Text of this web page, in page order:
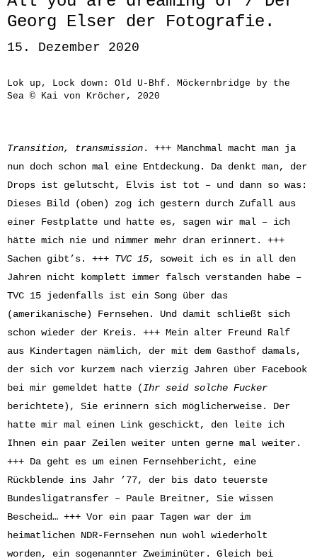
Georg Elser der Fotografie.
15. Dezember 2020
Lok up, Lock down: Old U-Bhf. Möckernbridge by the
Sea © Kai von Kröcher, 2020
Transition, transmission. +++ Manchmal macht man ja
nun doch schon mal eine Entdeckung. Da denkt man, der
Drops ist gelutscht, Elvis ist tot – und dann so was:
Dieses Bild (oben) zog ich gestern durch Zufall aus
einer Festplatte und hatte es, sagen wir mal – ich
hätte mich nie und nimmer mehr dran erinnert. +++
Sachen gibt’s. +++ TVC 15, soweit ich es in all den
Jahren nicht komplett immer falsch verstanden habe –
TVC 15 jedenfalls ist ein Song über das
(amerikanische) Fernsehen. Und damit schließt sich
schon wieder der Kreis. +++ Mein alter Freund Ralf
aus Kindertagen nämlich, der mit dem Gasthof damals,
der sich vor kurzem nach vierzig Jahren über Facebook
bei mir gemeldet hatte (Ihr seid solche Fucker
berichtete), Sie erinnern sich möglicherweise. Der
hatte mir mal einen Link geschickt, den leite ich
Ihnen ein paar Zeilen weiter unten gerne mal weiter.
+++ Da geht es um einen Fernsehbericht, eine
Rückblende ins Jahr ’77, der bis dato teuerste
Bundesligatransfer – Paule Breitner, Sie wissen
Bescheid… +++ Vor ein paar Tagen war der im
heimatlichen NDR-Fernsehen nun wohl wiederholt
worden, ein sogenannter Zweiminüter. Gleich bei